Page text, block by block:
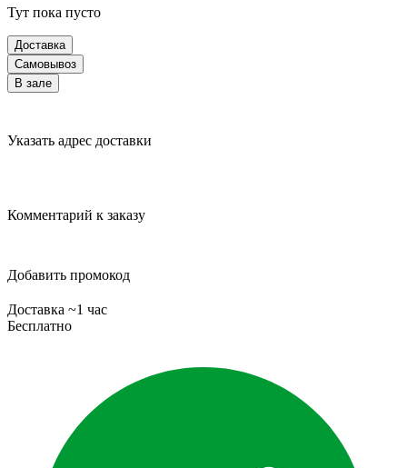
Тут пока пусто
Доставка
Самовывоз
В зале
Указать адрес доставки
Комментарий к заказу
Добавить промокод
Доставка ~1 час
Бесплатно